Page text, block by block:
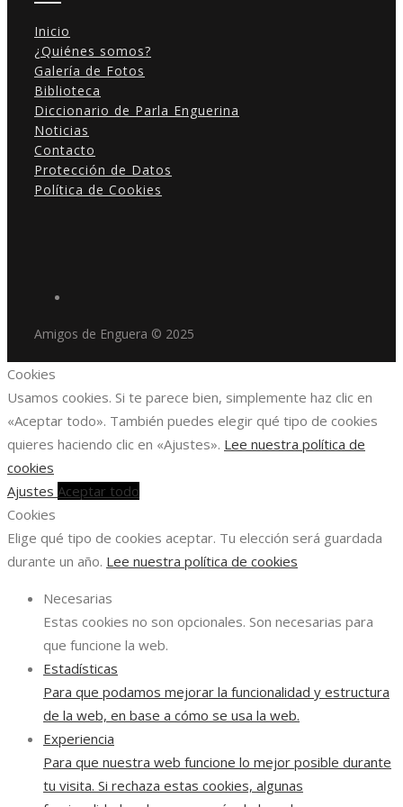
Inicio
¿Quiénes somos?
Galería de Fotos
Biblioteca
Diccionario de Parla Enguerina
Noticias
Contacto
Protección de Datos
Política de Cookies
Amigos de Enguera © 2025
Cookies
Usamos cookies. Si te parece bien, simplemente haz clic en
«Aceptar todo». También puedes elegir qué tipo de cookies
quieres haciendo clic en «Ajustes». Lee nuestra política de
cookies
Ajustes Aceptar todo
Cookies
Elige qué tipo de cookies aceptar. Tu elección será guardada
durante un año. Lee nuestra política de cookies
Necesarias
Estas cookies no son opcionales. Son necesarias para
que funcione la web.
Estadísticas
Para que podamos mejorar la funcionalidad y estructura
de la web, en base a cómo se usa la web.
Experiencia
Para que nuestra web funcione lo mejor posible durante
tu visita. Si rechaza estas cookies, algunas